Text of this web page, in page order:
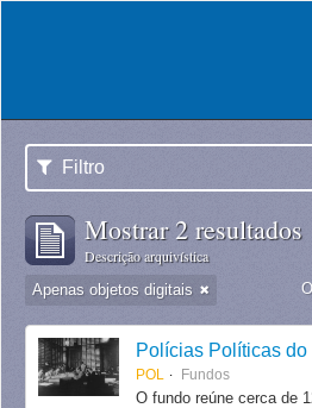
Filtro
Mostrar 2 resultados
Descrição arquivística
Apenas objetos digitais
Polícias Políticas
POL Fundos
O fundo reúne cerca de